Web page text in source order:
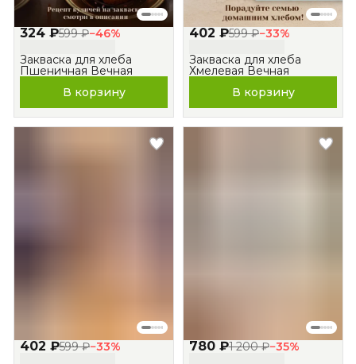
324 ₽599 ₽−46%
Закваска для хлеба
Пшеничная Вечная
В корзину
402 ₽599 ₽−33%
Закваска для хлеба
Хмелевая Вечная
В корзину
402 ₽599 ₽−33%
780 ₽1 200 ₽−35%